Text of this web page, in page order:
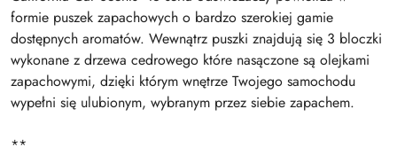
formie puszek zapachowych o bardzo szerokiej gamie
dostępnych aromatów. Wewnątrz puszki znajdują się 3 bloczki
wykonane z drzewa cedrowego które nasączone są olejkami
zapachowymi, dzięki którym wnętrze Twojego samochodu
wypełni się ulubionym, wybranym przez siebie zapachem.
**